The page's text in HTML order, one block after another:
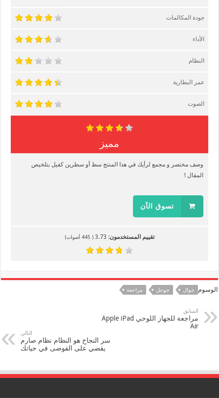
جودة المكالمات
الأداء
النظام
عمر البطارية
الصوت
مميز
وصف مختصر و مجمع لرأيك في هذا المنتج سط أو سطرين كفيل بتلخيص
المقال !
تسوق الآن
تقييم المستخدمون: 3.73
(
445 أصوات)
الوسوم جوال جوجل مراجعة
السابق
مراجعة للجهاز اللوحي Apple iPad
Air
التالي
سر النجاح هو النظام نظام صارم
يقضي على الفوضى في حياتك